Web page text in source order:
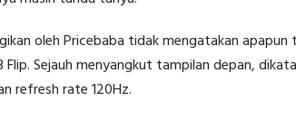
oleh Pricebaba tidak mengatakan
Sejauh menyangkut tampilan depan,
refresh rate 120Hz.